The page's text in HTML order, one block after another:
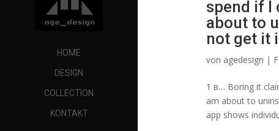
HOME
DESIGN
COLLECTION
KONTAKT
spend if I
about to
not get it
von agedesign |
1 в… Boring it
am about to
app shows